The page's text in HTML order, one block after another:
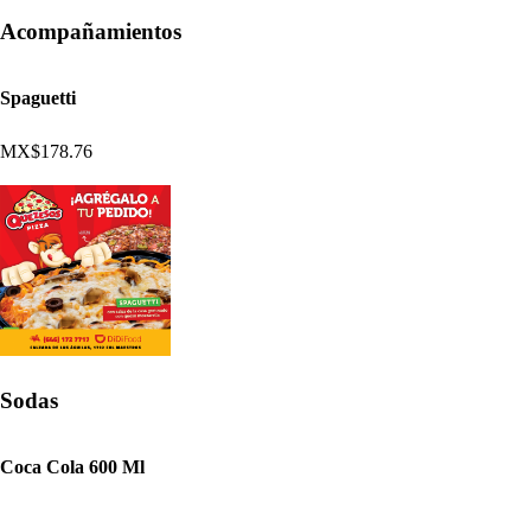
Acompañamientos
Spaguetti
MX$178.76
Sodas
Coca Cola 600 Ml